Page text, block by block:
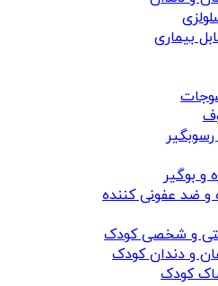
بیماری
رسوبگیر
و بوگیر
و ضد عفونی کننده
و شخصی کودک
و دندان کودک
کودک